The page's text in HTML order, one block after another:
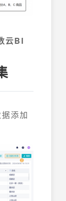
云BI
添加